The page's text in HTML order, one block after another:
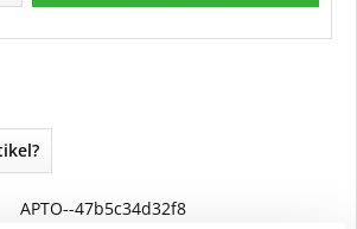
APTO--47b5c34d32f8